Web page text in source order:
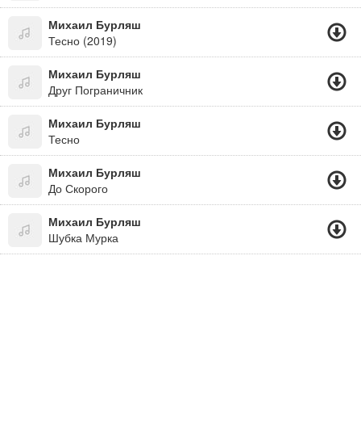
Михаил Бурляш
Тесно (2019)
Михаил Бурляш
Друг Пограничник
Михаил Бурляш
Тесно
Михаил Бурляш
До Скорого
Михаил Бурляш
Шубка Мурка